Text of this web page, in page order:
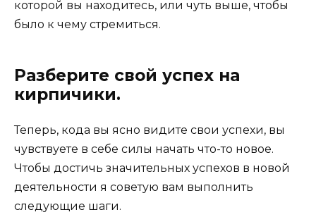
которой вы находитесь, или чуть выше, чтобы
было к чему стремиться.
Разберите свой успех на
кирпичики.
Теперь, кода вы ясно видите свои успехи, вы
чувствуете в себе силы начать что-то новое.
Чтобы достичь значительных успехов в новой
деятельности я советую вам выполнить
следующие шаги.